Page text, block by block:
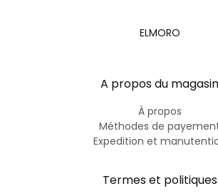
ELMORO
A propos du magasin
À propos
Méthodes de
Expedition et
Termes et politiques